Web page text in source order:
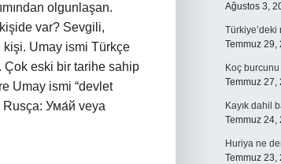
olgunlaşan.
var? Sevgili,
kişi. Umay ismi Türkçe
Çok eski bir tarihe sahip
Umay ismi “devlet
Rusça: Ума́й veya
Ağustos 3,
Temmuz 29,
Koç
Temmuz 27,
Kayık dahil
Temmuz 24,
Huriya ne
Temmuz 23,